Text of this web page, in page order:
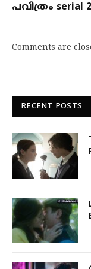
പവിത്രം serial
Comments are
RECENT POSTS